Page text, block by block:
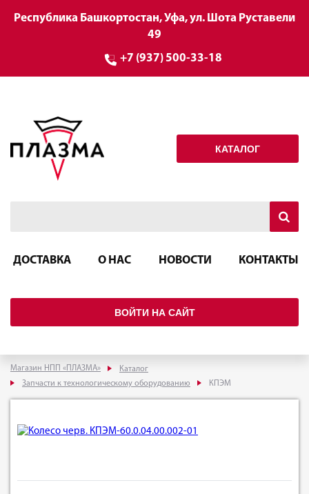
Республика Башкортостан, Уфа, ул. Шота Руставели
49
+7 (937) 500-33-18
КАТАЛОГ
ДОСТАВКА О НАС НОВОСТИ КОНТАКТЫ
ВОЙТИ НА САЙТ
Магазин НПП «ПЛАЗМА»
Каталог
Запчасти к технологическому оборудованию
КПЭМ